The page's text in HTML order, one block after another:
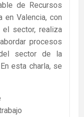
de Recursos
en Valencia, con
sector, realiza
procesos
sector de la
esta charla, se